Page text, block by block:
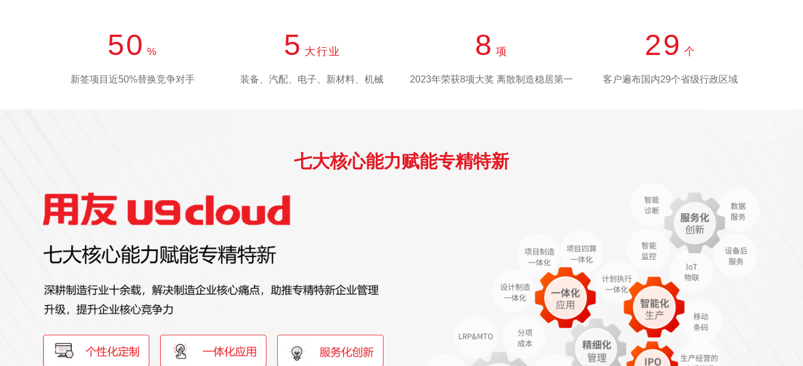
50 %
新签项目近50%替换竞争对手
5 大行业
装备、汽配、电子、新材料、机械
8 项
2023年荣获8项大奖 离散制造稳居第一
29 个
客户遍布国内29个省级行政区域
七大核心能力赋能专精特新